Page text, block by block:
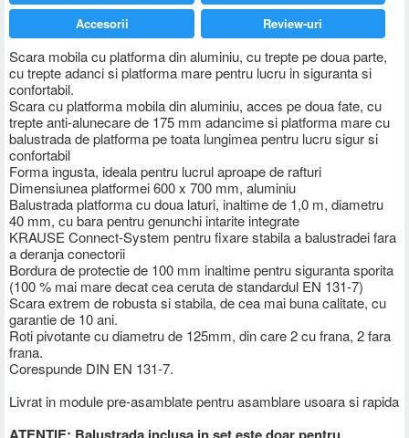
Scara mobila cu platforma din aluminiu, cu trepte pe doua parte,
cu trepte adanci si platforma mare pentru lucru in siguranta si
confortabil.
Scara cu platforma mobila din aluminiu, acces pe doua fate, cu
trepte anti-alunecare de 175 mm adancime si platforma mare cu
balustrada de platforma pe toata lungimea pentru lucru sigur si
confortabil
Forma ingusta, ideala pentru lucrul aproape de rafturi
Dimensiunea platformei 600 x 700 mm, aluminiu
Balustrada platforma cu doua laturi, inaltime de 1,0 m, diametru
40 mm, cu bara pentru genunchi intarite integrate
KRAUSE Connect-System pentru fixare stabila a balustradei fara
a deranja conectorii
Bordura de protectie de 100 mm inaltime pentru siguranta sporita
(100 % mai mare decat cea ceruta de standardul EN 131-7)
Scara extrem de robusta si stabila, de cea mai buna calitate, cu
garantie de 10 ani.
Roti pivotante cu diametru de 125mm, din care 2 cu frana, 2 fara
frana.
Corespunde DIN EN 131-7.
Livrat in module pre-asamblate pentru asamblare usoara si rapida
Accesorii
Review-uri